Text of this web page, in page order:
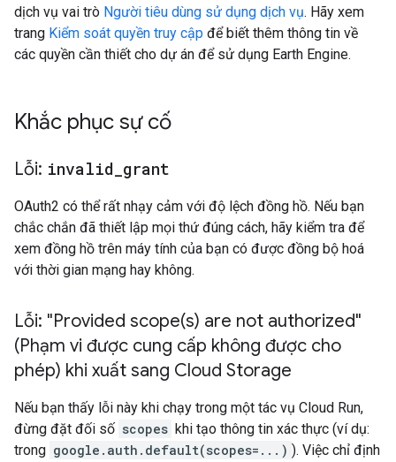
dịch vụ vai trò Người tiêu dùng sử dụng dịch vụ. Hãy xem
trang Kiểm soát quyền truy cập để biết thêm thông tin về
các quyền cần thiết cho dự án để sử dụng Earth Engine.
Khắc phục sự cố
Lỗi: invalid grant
OAuth2 có thể rất nhạy cảm với độ lệch đồng hồ. Nếu bạn
chắc chắn đã thiết lập mọi thứ đúng cách, hãy kiểm tra để
xem đồng hồ trên máy tính của bạn có được đồng bộ hoá
với thời gian mạng hay không.
Lỗi: "Provided scope(s) are not authorized"
(Phạm vi được cung cấp không được cho
phép) khi xuất sang Cloud Storage
Nếu bạn thấy lỗi này khi chạy trong một tác vụ Cloud Run,
đừng đặt đối số scopes khi tạo thông tin xác thực (ví dụ:
trong google.auth.default(scopes=...) ). Việc chỉ định